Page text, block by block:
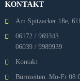
KONTAKT
Am Spitzacker 18e,
06172 / 969343
06039 / 9989939
Kontakt
Bürozeiten: Mo-Fr